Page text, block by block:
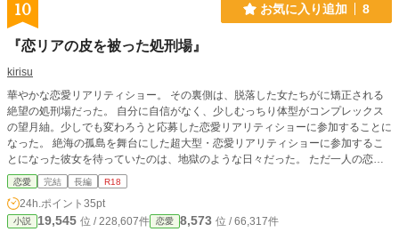
10 お気に入り追加 8
『恋リアの皮を被った処刑場』
kirisu
​華やかな恋愛リアリティショー。 その裏側は、脱落した女たちがに矯正される
絶望の処刑場だった。 ​自分に自信がなく、少しむっちり体型がコンプレックス
の望月紬。少しでも変わろうと応募した恋愛リアリティショーに参加することに
なった。 絶海の孤島を舞台にした超大型・恋愛リアリティショーに参加するこ
とになった彼女を待っていたのは、地獄のような日々だった。 ​ただ一人の恋愛
対象であり、番組の『支配人』でもある若きCEO・瀬崎晶の寵愛を巡り、集ま
ったのは美しき強者たち。 100万フォロワーのインフルエンサー、清楚な人気女
子アナ、高飛車な社長令嬢、そして世界的トップモデル。 ​「あなたなんて、た
だの引き立て役よ」 ​カメラの死角で繰り返される、傲慢な女王様たちからの陰
恋愛 完結 長編 R18
24h.ポイント 35pt
小説 19,545 位 / 228,607件 恋愛 8,573 位 / 66,317件